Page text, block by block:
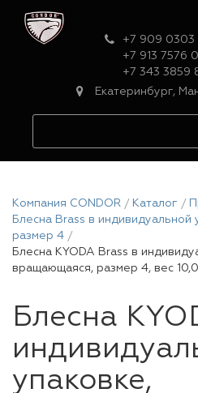
+7 909 0303
+7 913 7576
+7 343 3859
Екатеринбург,
Компания CONDOR Каталог
Блесна Brass в
размер 4
Блесна KYODA Brass в
вращающаяся, размер 4, вес
Блесна
упаковке,